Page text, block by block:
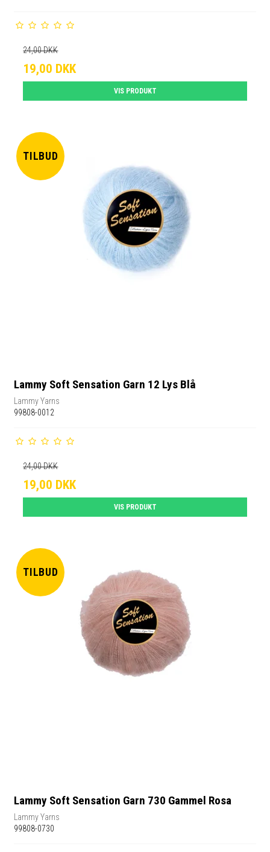
24,00 DKK
19,00 DKK
VIS PRODUKT
TILBUD
Lammy Soft Sensation Garn 12 Lys Blå
Lammy Yarns
99808-0012
24,00 DKK
19,00 DKK
VIS PRODUKT
TILBUD
Lammy Soft Sensation Garn 730 Gammel Rosa
Lammy Yarns
99808-0730